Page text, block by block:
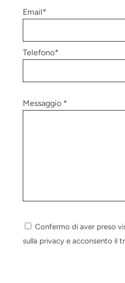
Email*
Telefono*
Messaggio *
Confermo di aver preso
sulla privacy e acconsento il